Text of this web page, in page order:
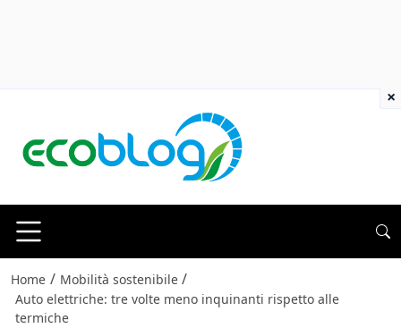
Home / Mobilità sostenibile /
Auto elettriche: tre volte meno inquinanti rispetto alle
termiche
×